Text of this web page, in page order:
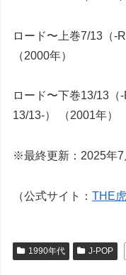
ロード〜上巻7/13（-
（2000年）
ロード〜下巻13/13（
13/13-） （2001年）
※最終更新：2025年7
（公式サイト：THE
1990年代 J-POP